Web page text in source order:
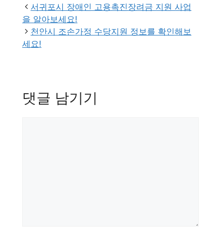
리
서귀포시 장애인 고용촉진장려금 지원 사업
을 알아보세요!
천안시 조손가정 수당지원 정보를 확인해보
세요!
댓글 남기기